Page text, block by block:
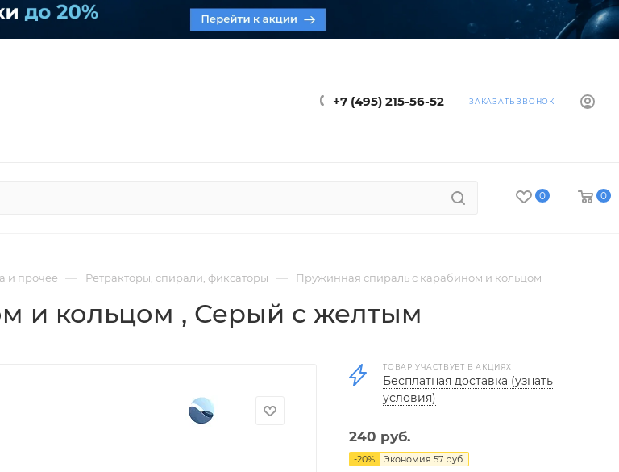
+7 (495) 215-56-52 ЗАКАЗАТЬ ЗВОНОК
0 0
и прочее — Ретракторы, спирали, фиксаторы — Пружинная спираль с карабином и кольцом
и кольцом , Серый с желтым
ТОВАР УЧАСТВУЕТ В АКЦИЯХ
Бесплатная доставка (узнать
условия)
240 руб.
-20% Экономия 57 руб.